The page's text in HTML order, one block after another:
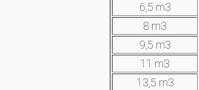
6,5 m3
8 m3
9,5 m3
11 m3
13,5 m3